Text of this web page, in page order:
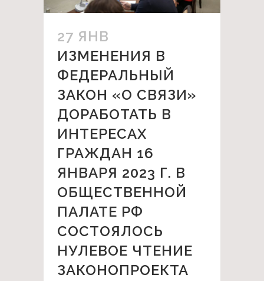
27 ЯНВ
ИЗМЕНЕНИЯ В
ФЕДЕРАЛЬНЫЙ
ЗАКОН «О СВЯЗИ»
ДОРАБОТАТЬ В
ИНТЕРЕСАХ
ГРАЖДАН 16
ЯНВАРЯ 2023 Г. В
ОБЩЕСТВЕННОЙ
ПАЛАТЕ РФ
СОСТОЯЛОСЬ
НУЛЕВОЕ ЧТЕНИЕ
ЗАКОНОПРОЕКТА